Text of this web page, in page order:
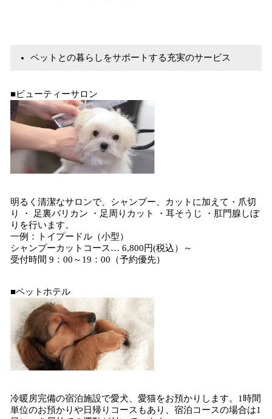
ペットとの暮らしをサポートする充実のサービス
■ビューティーサロン
明るく清潔なサロンで、シャンプー、カットに加えて・爪切
り ・ 足裏バリカン ・足周りカット ・耳そうじ ・肛門腺しぼ
りを行います。
一例：トイプードル（小型）
シャンプーカットコース… 6,800円(税込）～
受付時間 9：00～19：00（予約優先）
■ペットホテル
冷暖房完備の宿泊施設で愛犬、愛猫をお預かりします。1時間
単位のお預かりや日帰りコースもあり、宿泊コースの場合は1